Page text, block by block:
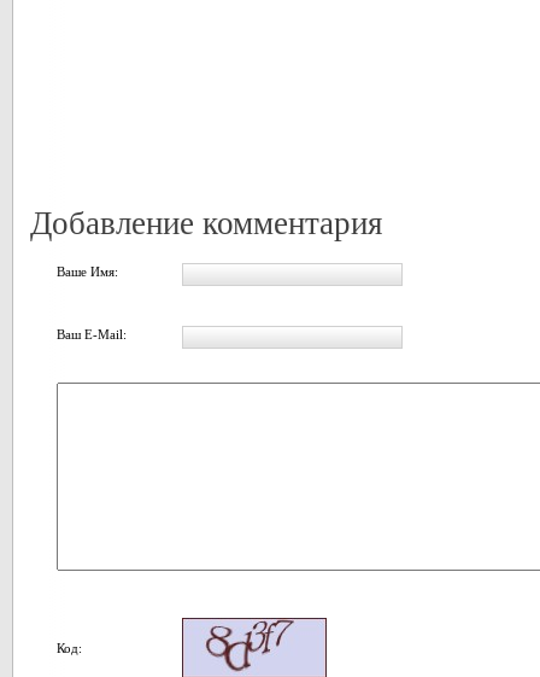
Добавление комментария
Ваше Имя:
Ваш E-Mail:
Код: